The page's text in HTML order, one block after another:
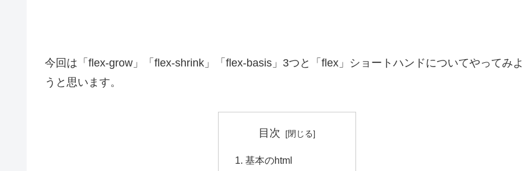
今回は「flex-grow」「flex-shrink」「flex-basis」3つと「flex」ショートハンドについてやってみよ
うと思います。
目次
基本のhtml